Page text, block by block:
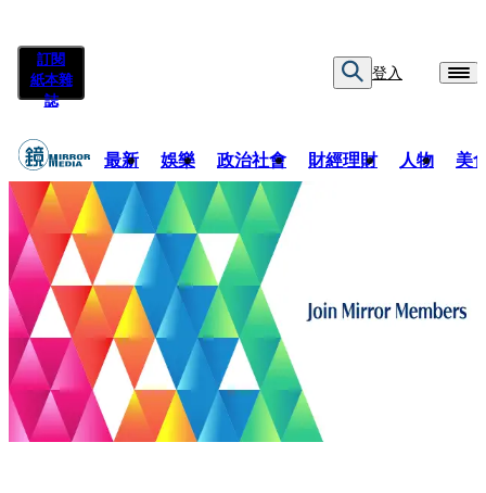
訂閱
紙本雜
誌
登入
最新 娛樂 政治社會 財經理財 人物 美